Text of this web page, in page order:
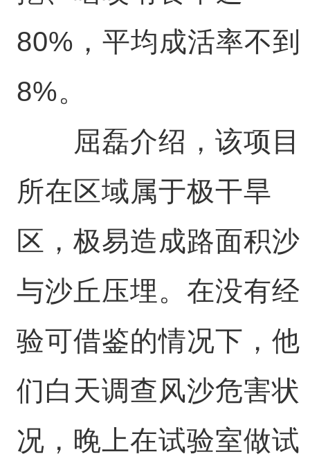
80%，平均成活率不到
8%。
屈磊介绍，该项目
所在区域属于极干旱
区，极易造成路面积沙
与沙丘压埋。在没有经
验可借鉴的情况下，他
们白天调查风沙危害状
况，晚上在试验室做试